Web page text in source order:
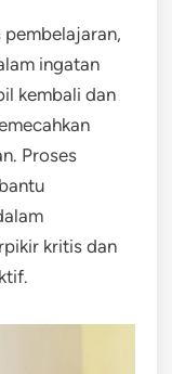
pembelajaran,
ingatan
kembali dan
Proses
kritis dan